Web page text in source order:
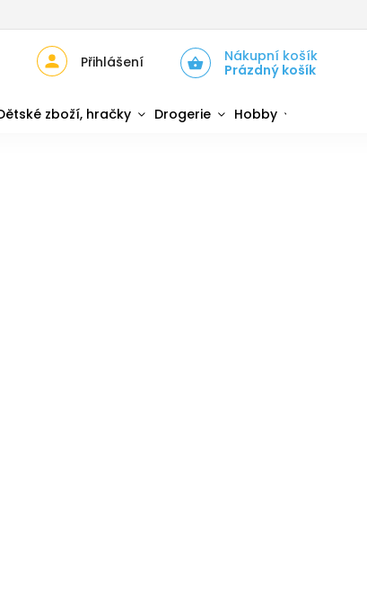
Nákupní košík
Prázdný košík
Přihlášení
zboží, hračky Drogerie Hobby